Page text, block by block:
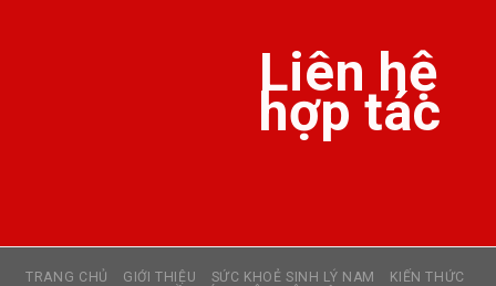
Liên hệ
hợp tác
TRANG CHỦ GIỚI THIỆU SỨC KHOẺ SINH LÝ NAM
KIẾN THỨC